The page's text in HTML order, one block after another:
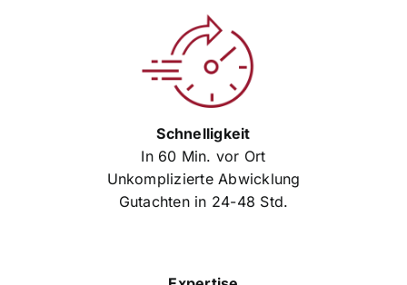
Schnelligkeit
In 60 Min. vor Ort
Unkomplizierte Abwicklung
Gutachten in 24-48 Std.